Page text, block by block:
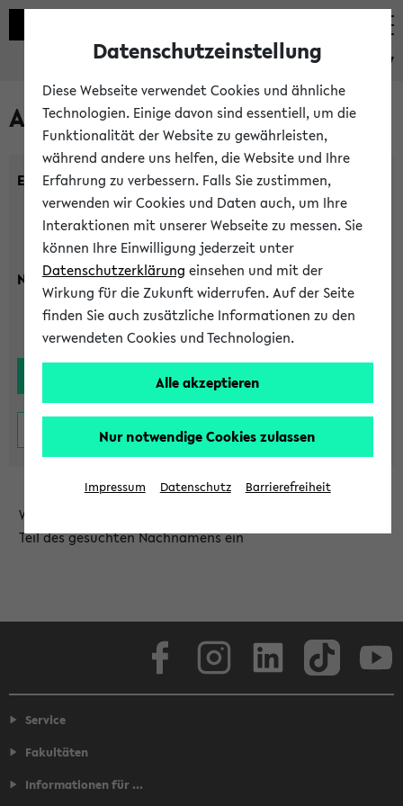
eKVV
Alle Lehrenden
Einrichtung:
Nachname:
Wählen Sie die Einrichtung aus und/oder geben Sie einen
Teil des gesuchten Nachnamens ein
Service
Fakultäten
Informationen für ...
Datenschutzeinstellung
Diese Webseite verwendet Cookies und ähnliche
Technologien. Einige davon sind essentiell, um die
Funktionalität der Website zu gewährleisten,
während andere uns helfen, die Website und Ihre
Erfahrung zu verbessern. Falls Sie zustimmen,
verwenden wir Cookies und Daten auch, um Ihre
Interaktionen mit unserer Webseite zu messen. Sie
können Ihre Einwilligung jederzeit unter
Datenschutzerklärung einsehen und mit der
Wirkung für die Zukunft widerrufen. Auf der Seite
finden Sie auch zusätzliche Informationen zu den
verwendeten Cookies und Technologien.
Alle akzeptieren
Nur notwendige Cookies zulassen
Impressum Datenschutz Barrierefreiheit